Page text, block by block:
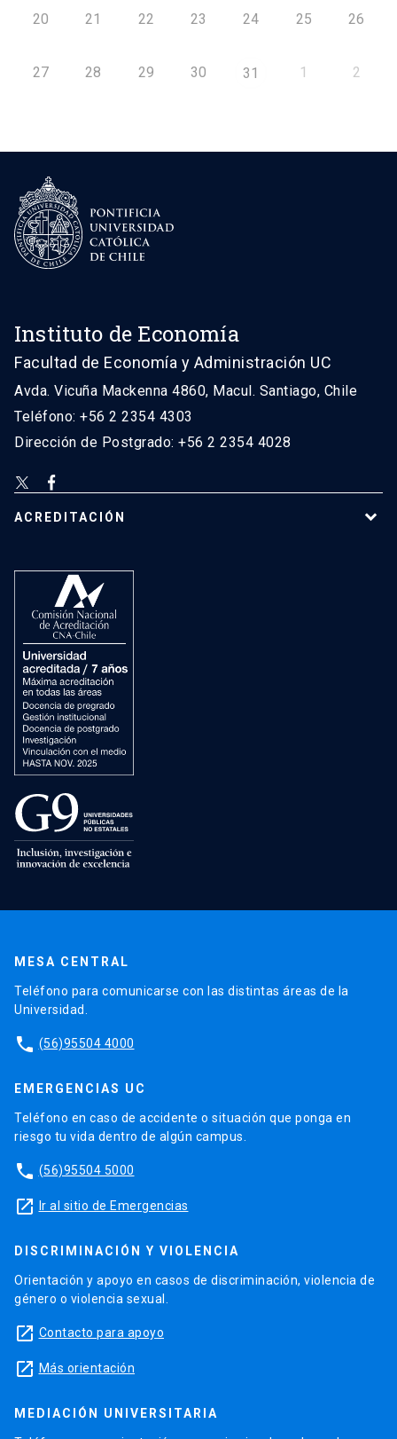
20 21 22 23 24 25 26
27 28 29 30 31 1 2
Instituto de Economía
Facultad de Economía y Administración UC
Avda. Vicuña Mackenna 4860, Macul. Santiago, Chile
Teléfono: +56 2 2354 4303
Dirección de Postgrado: +56 2 2354 4028
ACREDITACIÓN
MESA CENTRAL
Teléfono para comunicarse con las distintas áreas de la
Universidad.
phone (56)95504 4000
EMERGENCIAS UC
Teléfono en caso de accidente o situación que ponga en
riesgo tu vida dentro de algún campus.
phone (56)95504 5000
launch Ir al sitio de Emergencias
DISCRIMINACIÓN Y VIOLENCIA
Orientación y apoyo en casos de discriminación, violencia de
género o violencia sexual.
launch Contacto para apoyo
launch Más orientación
MEDIACIÓN UNIVERSITARIA